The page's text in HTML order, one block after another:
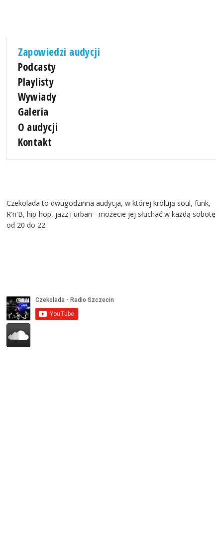
Zapowiedzi audycji
Podcasty
Playlisty
Wywiady
Galeria
O audycji
Kontakt
Czekolada to dwugodzinna audycja, w której królują soul, funk,
R'n'B, hip-hop, jazz i urban - możecie jej słuchać w każdą sobotę
od 20 do 22.